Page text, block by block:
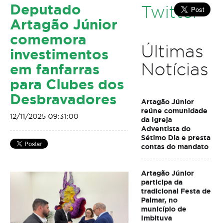
Deputado
Artagão Júnior
comemora
investimentos
em fanfarras
para Clubes dos
Desbravadores
12/11/2025 09:31:00
Twitter
Últimas
Notícias
Artagão Júnior
reúne comunidade
da Igreja
Adventista do
Sétimo Dia e presta
contas do mandato
Artagão Júnior
participa da
tradicional Festa de
Palmar, no
município de
Imbituva